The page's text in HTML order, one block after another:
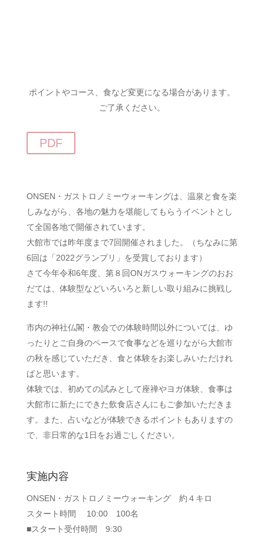
ポイントやコース、食など変更になる場合があります。
ご了承ください。
PDF
ONSEN・ガストロノミーウォーキングは、温泉と食を楽
しみながら、各地の魅力を堪能してもらうイベントとし
て全国各地で開催されています。
大館市では昨年度まで7回開催されました。（ちなみに第
6回は「2022グランプリ」を受賞しております）
さて今年令和6年度、第８回ONガスウォーキングのおお
だては、体験型などいろいろと新しい取り組みに挑戦し
ます!!
市内の神社仏閣・教会での体験時間以外については、ゆ
ったりとご自身のペースで食事などを巡りながら大館市
の秋を感じていただき、食と体験をお楽しみいただけれ
ばと思います。
体験では、初めての試みとして座禅やヨガ体験、食事は
大館市に新たにできた飲食店さんにもご参加いただきま
す。また、占いなどが体験できるポイントもありますの
で、非日常的な1日をお過ごしください。
実施内容
ONSEN・ガストロノミーウォーキング 約４キロ
スタート時間 10:00 100名
■スタート受付時間 9:30